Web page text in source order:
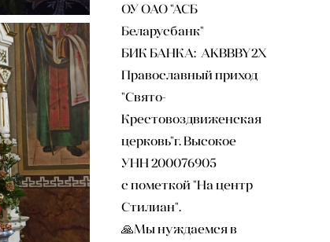
ОУ ОАО "АСБ
Беларусбанк"
БИК БАНКА: AKBBBY2X
Православный приход
"Свято-
Крестовоздвиженская
церковь"г. Высокое
УНН 200076905
с пометкой "На центр
Стилиан".
🙏Мы нуждаемся в